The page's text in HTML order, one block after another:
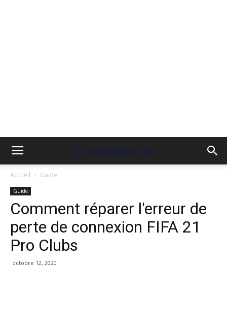
Accueil Guide
Guide
Comment réparer l'erreur de
perte de connexion FIFA 21
Pro Clubs
octobre 12, 2020